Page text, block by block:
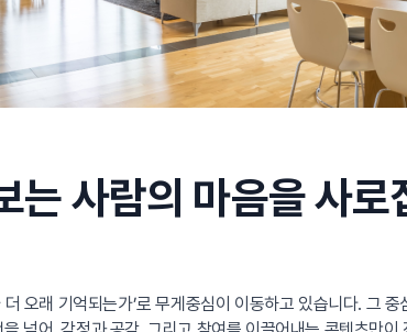
사람의 마음을 사로
오래 기억되는가’로 무게중심이 이동하고 있습니다. 그 중